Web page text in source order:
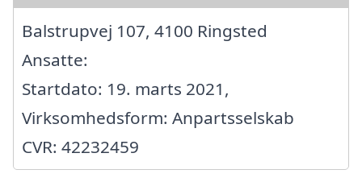
Balstrupvej 107, 4100 Ringsted
Ansatte:
Startdato: 19. marts 2021,
Virksomhedsform: Anpartsselskab
CVR: 42232459